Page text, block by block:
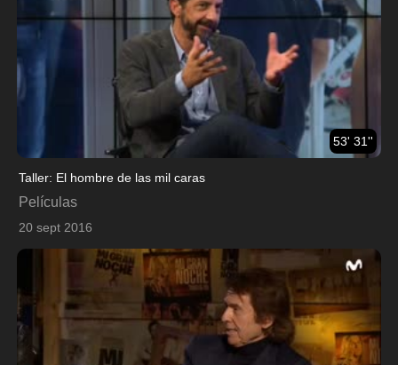
53' 31''
Taller: El hombre de las mil caras
Películas
20 sept 2016